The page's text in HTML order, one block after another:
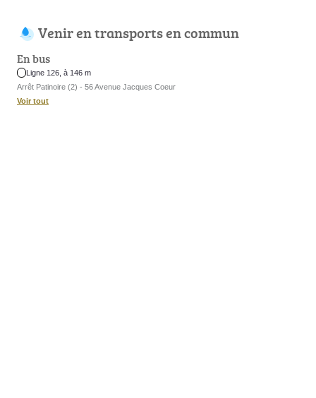
Venir en transports en commun
En bus
Ligne 126, à 146 m
Arrêt Patinoire (2) - 56 Avenue Jacques Coeur
Voir tout